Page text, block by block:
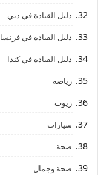
دليل القيادة في دبي
دليل القيادة في فرنسا
دليل القيادة في كندا
رياضة
زيوت
سيارات
صحة
صحة وجمال